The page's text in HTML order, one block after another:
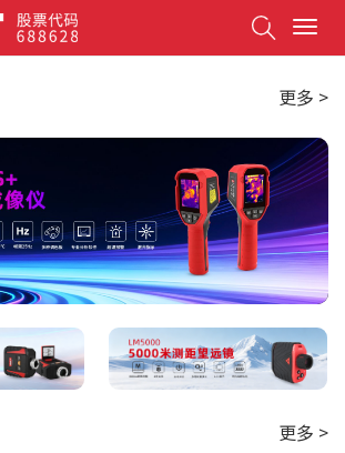
T
o
g
e
n
a
i
g
a
t
o
n
更多 >
更多 >